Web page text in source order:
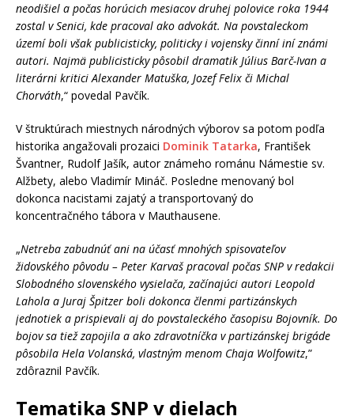
neodišiel a počas horúcich mesiacov druhej polovice roka 1944
zostal v Senici, kde pracoval ako advokát. Na povstaleckom
území boli však publicisticky, politicky i vojensky činní iní známi
autori. Najmä publicisticky pôsobil dramatik Július Barč-Ivan a
literárni kritici Alexander Matuška, Jozef Felix či Michal
Chorváth,“ povedal Pavčík.
V štruktúrach miestnych národných výborov sa potom podľa
historika angažovali prozaici Dominik Tatarka, František
Švantner, Rudolf Jašík, autor známeho románu Námestie sv.
Alžbety, alebo Vladimír Mináč. Posledne menovaný bol
dokonca nacistami zajatý a transportovaný do
koncentračného tábora v Mauthausene.
„Netreba zabudnúť ani na účasť mnohých spisovateľov
židovského pôvodu – Peter Karvaš pracoval počas SNP v redakcii
Slobodného slovenského vysielača, začínajúci autori Leopold
Lahola a Juraj Špitzer boli dokonca členmi partizánskych
jednotiek a prispievali aj do povstaleckého časopisu Bojovník. Do
bojov sa tiež zapojila a ako zdravotníčka v partizánskej brigáde
pôsobila Hela Volanská, vlastným menom Chaja Wolfowitz,”
zdôraznil Pavčík.
Tematika SNP v dielach